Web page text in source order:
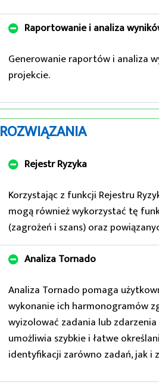
Raportowanie i analiza
Generowanie raportów i analiza
projekcie.
ROZWIĄZANIA
Rejestr Ryzyka
Korzystając z funkcji Rejestru
mogą również wykorzystać tę
(zagrożeń i szans) oraz
Analiza Tornado
Analiza Tornado pomaga
wykonanie ich harmonogramów
wyizolować zadania lub
umożliwia szybkie i łatwe
identyfikacji zarówno zadań, jak i